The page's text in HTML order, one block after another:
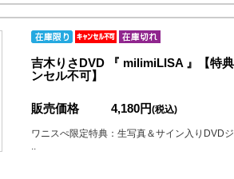
吉木りさDVD 『 milimiLISA 』【特
ンセル不可】
販売価格 4,180円(税込)
ワニスぺ限定特典：生写真＆サイン入りDVD
..